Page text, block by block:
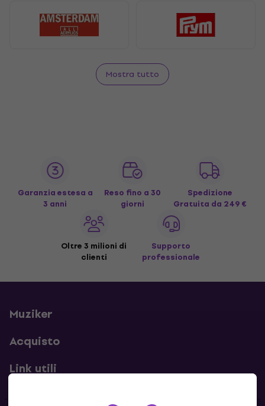
Mostra tutto
Garanzia estesa a
3 anni
Reso fino a 30
giorni
Spedizione
Gratuita da 249 €
Oltre 3 milioni di
clienti
Supporto
professionale
Muziker
Acquisto
Link utili